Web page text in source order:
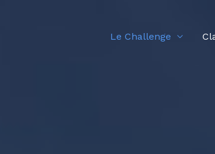
Le Challenge